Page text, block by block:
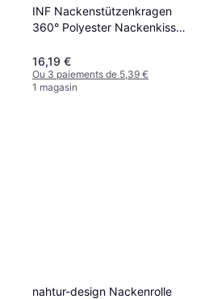
INF Nackenstützenkragen
360° Polyester Nackenkissen
16,19 €
Ou 3 paiements de 5,39 €
1 magasin
nahtur-design Nackenrolle